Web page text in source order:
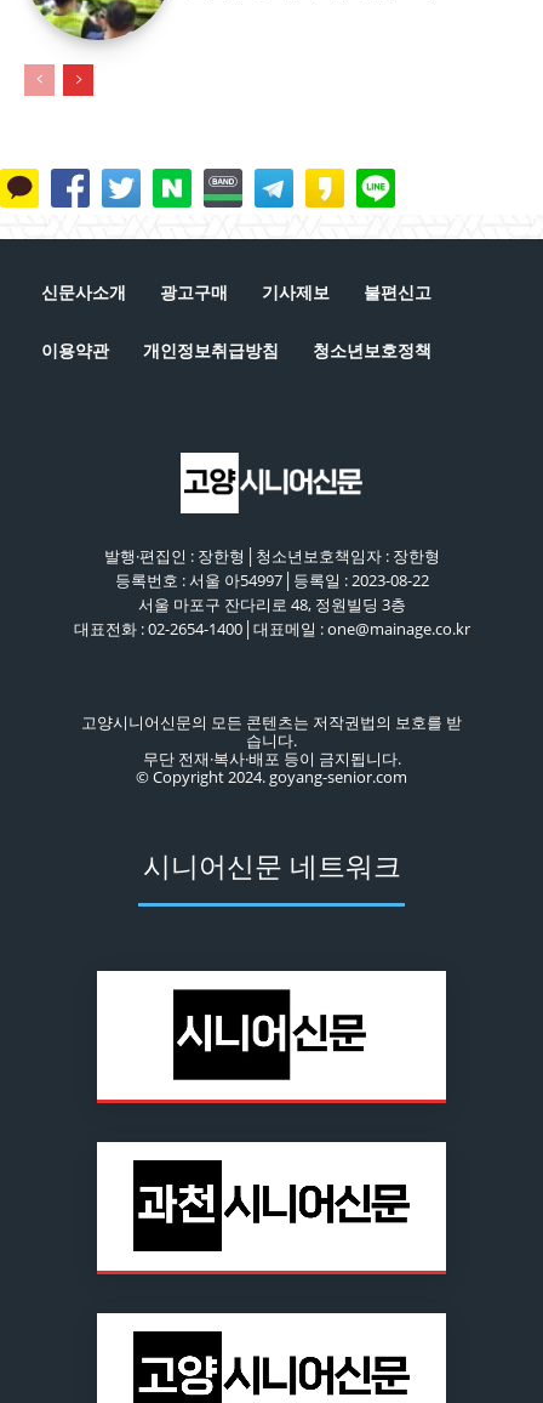
신문사소개 광고구매 기사제보 불편신고
이용약관 개인정보취급방침 청소년보호정책
발행·편집인 : 장한형│청소년보호책임자 : 장한형
등록번호 : 서울 아54997│등록일 : 2023-08-22
서울 마포구 잔다리로 48, 정원빌딩 3층
대표전화 : 02-2654-1400│대표메일 : one@mainage.co.kr
고양시니어신문의 모든 콘텐츠는 저작권법의 보호를 받
습니다.
무단 전재·복사·배포 등이 금지됩니다.
© Copyright 2024. goyang-senior.com
시니어신문 네트워크